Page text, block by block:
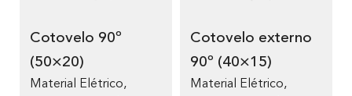
Cotovelo 90º
(50×20)
Material Elétrico,
Cotovelo externo
90º (40×15)
Material Elétrico,